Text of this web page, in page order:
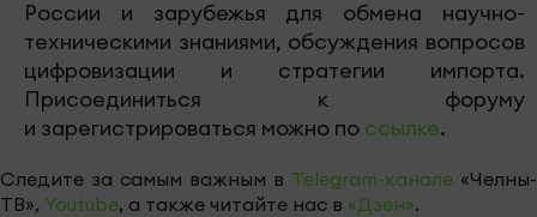
России и зарубежья для обмена научно-
техническими знаниями, обсуждения вопросов
цифровизации и стратегии импорта.
Присоединиться к форуму
и зарегистрироваться можно по ссылке.
Следите за самым важным в Telegram-канале «Челны-
ТВ», Youtube, а также читайте нас в «Дзен».